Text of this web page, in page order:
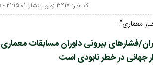
کد خبر: 3217 زمان انتشار: 21:15:01 - 1404/05/05
معماری”:
فشارهای بیرونی داوران مسابقات
جهانی در خطر نابودی است